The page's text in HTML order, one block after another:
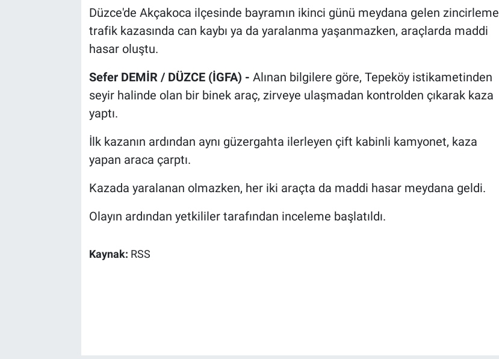
Düzce'de Akçakoca ilçesinde bayramın ikinci günü meydana gelen zincirleme
trafik kazasında can kaybı ya da yaralanma yaşanmazken, araçlarda maddi
hasar oluştu.
Sefer DEMİR / DÜZCE (İGFA) - Alınan bilgilere göre, Tepeköy istikametinden
seyir halinde olan bir binek araç, zirveye ulaşmadan kontrolden çıkarak kaza
yaptı.
İlk kazanın ardından aynı güzergahta ilerleyen çift kabinli kamyonet, kaza
yapan araca çarptı.
Kazada yaralanan olmazken, her iki araçta da maddi hasar meydana geldi.
Olayın ardından yetkililer tarafından inceleme başlatıldı.
Kaynak: RSS